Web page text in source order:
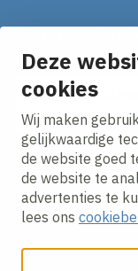
Deze
cookies
Wij maken
gelijkwaardige
de website goed
de website te
advertenties te
lees ons
Ontvang onze
E-mailadres
Ik ga akkoord
Cookies